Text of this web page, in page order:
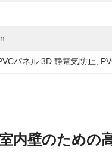
パネル 3D 静電気防止
内壁のための